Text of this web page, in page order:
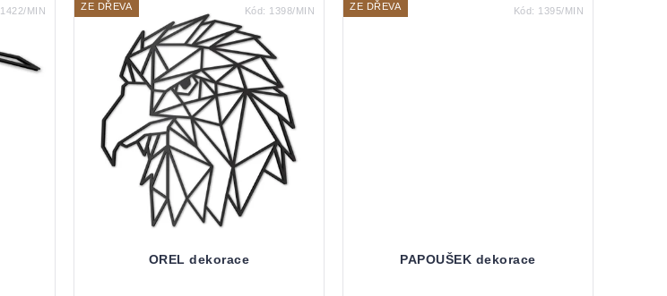
1422/MIN ZE DŘEVA
OREL dekorace
Kód: 1398/MIN ZE DŘEVA
PAPOUŠEK dekorace
Kód: 1395/MIN